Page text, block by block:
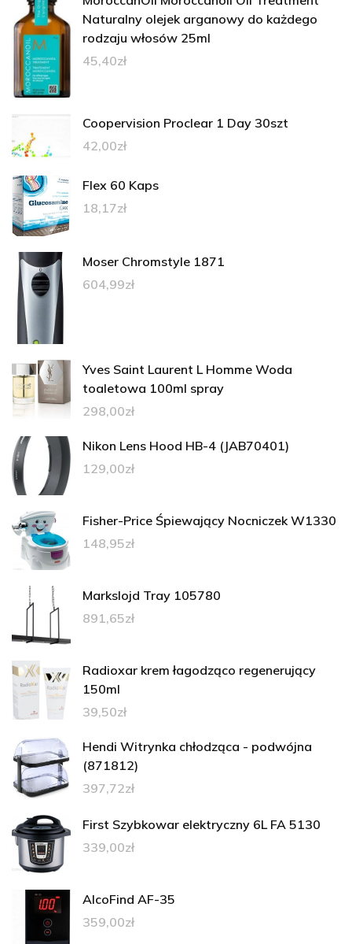
Naturalny olejek arganowy do każdego
rodzaju włosów 25ml
45,40zł
Coopervision Proclear 1 Day 30szt
42,00zł
Flex 60 Kaps
18,17zł
Moser Chromstyle 1871
604,99zł
Yves Saint Laurent L Homme Woda
toaletowa 100ml spray
298,00zł
Nikon Lens Hood HB-4 (JAB70401)
129,00zł
Fisher-Price Śpiewający Nocniczek W1330
148,95zł
Markslojd Tray 105780
891,65zł
Radioxar krem łagodząco regenerujący
150ml
39,50zł
Hendi Witrynka chłodząca - podwójna
(871812)
397,72zł
First Szybkowar elektryczny 6L FA 5130
339,00zł
AlcoFind AF-35
359,00zł